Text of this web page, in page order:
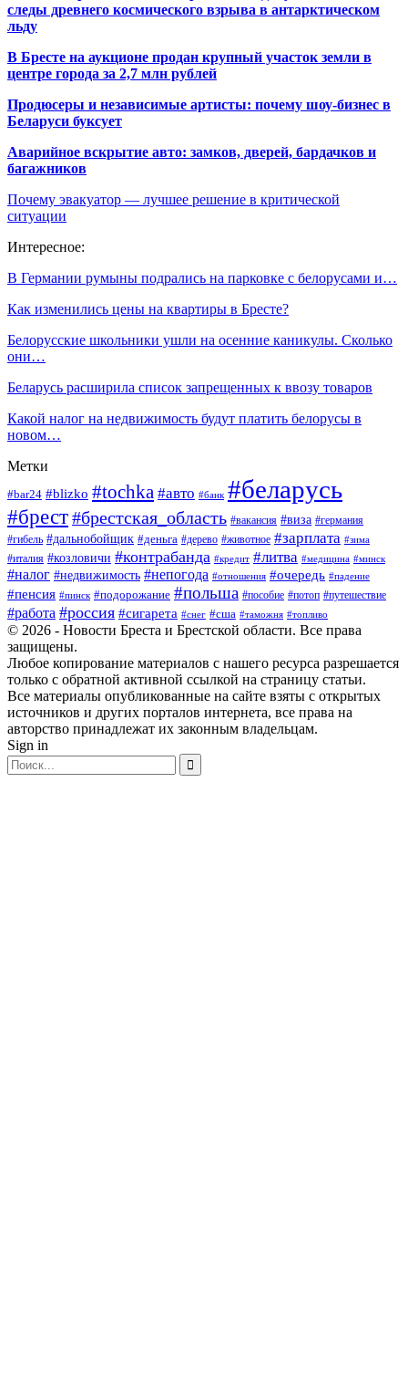
следы древнего космического взрыва в антарктическом
льду
В Бресте на аукционе продан крупный участок земли в
центре города за 2,7 млн рублей
Продюсеры и независимые артисты: почему шоу-бизнес в
Беларуси буксует
Аварийное вскрытие авто: замков, дверей, бардачков и
багажников
Почему эвакуатор — лучшее решение в критической
ситуации
Интересное:
В Германии румыны подрались на парковке с белорусами и…
Как изменились цены на квартиры в Бресте?
Белорусские школьники ушли на осенние каникулы. Сколько
они…
Беларусь расширила список запрещенных к ввозу товаров
Какой налог на недвижимость будут платить белорусы в
новом…
Метки
#bar24 #blizko #tochka #авто #банк #беларусь
#брест#брестская_область #вакансия #виза #германия
#гибель #дальнобойщик #деньга #дерево #животное #зарплата #зима
#италия #козловичи #контрабанда #кредит #литва #медицина #минск
#налог #недвижимость #непогода #отношения #очередь #падение
#пенсия #пинск #подорожание #польша #пособие #потоп #путешествие
#работа #россия #сигарета #снег #сша #таможня #топливо
© 2026 - Новости Бреста и Брестской области. Все права
защищены.
Любое копирование материалов с нашего ресурса разрешается
только с обратной активной ссылкой на страницу статьи.
Все материалы опубликованные на сайте взяты с открытых
источников и других порталов интернета, все права на
авторство принадлежат их законным владельцам.
Sign in